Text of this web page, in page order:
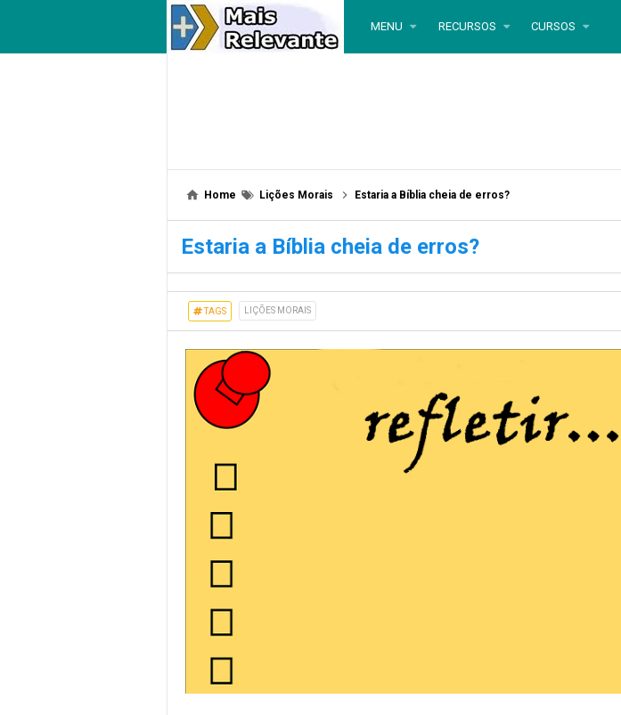
MENU RECURSOS CURSOS
Home Lições Morais Estaria a Bíblia cheia de erros?
Estaria a Bíblia cheia de erros?
TAGS LIÇÕES MORAIS